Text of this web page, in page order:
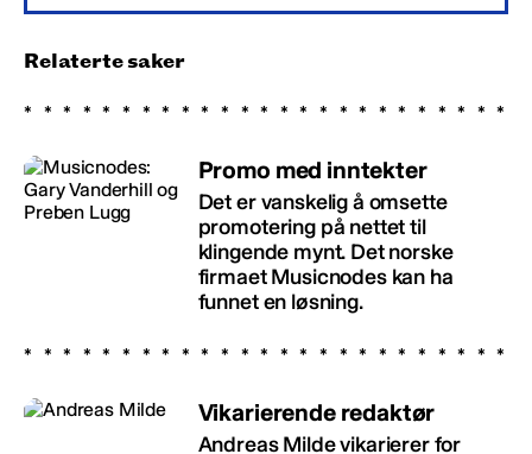
Relaterte saker
Promo med inntekter
Det er vanskelig å omsette
promotering på nettet til
klingende mynt. Det norske
firmaet Musicnodes kan ha
funnet en løsning.
Vikarierende redaktør
Andreas Milde vikarierer for